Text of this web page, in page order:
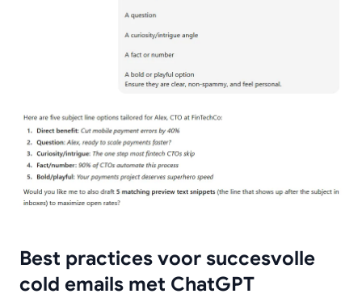
Best practices voor succesvolle
cold emails met ChatGPT